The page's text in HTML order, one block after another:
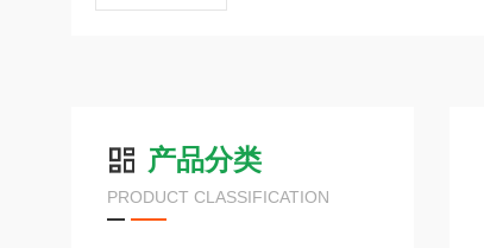
产品分类
PRODUCT CLASSIFICATION